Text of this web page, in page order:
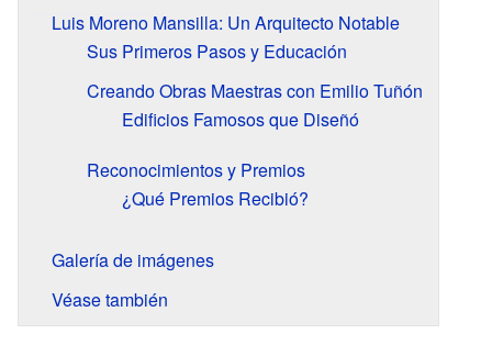
Luis Moreno Mansilla: Un Arquitecto Notable
Sus Primeros Pasos y Educación
Creando Obras Maestras con Emilio Tuñón
Edificios Famosos que Diseñó
Reconocimientos y Premios
¿Qué Premios Recibió?
Galería de imágenes
Véase también